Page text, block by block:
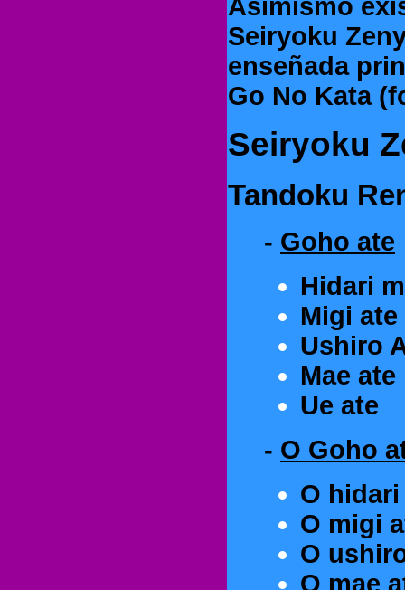
Asimismo
Seiryoku
enseñada
Go No Kata
Seiryoku
Tandoku
- Goho ate
Hidari
Migi ate
Ushiro
Mae ate
Ue ate
- O Goho
O hidari
O migi
O
O mae